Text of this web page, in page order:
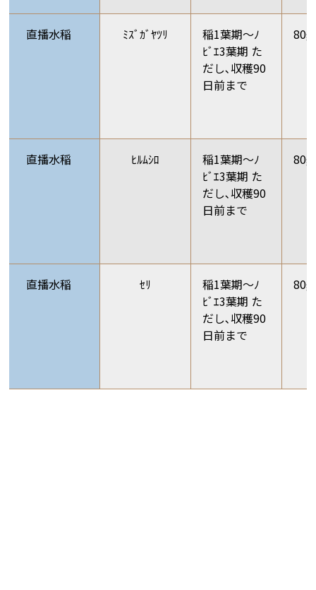
直播水稲 ﾐｽﾞｶﾞﾔﾂﾘ
稲1葉期～ﾉ
ﾋﾞｴ3葉期 た
だし､収穫90
日前まで
直播水稲 ﾋﾙﾑｼﾛ
稲1葉期～ﾉ
ﾋﾞｴ3葉期 た
だし､収穫90
日前まで
直播水稲 ｾﾘ
稲1葉期～ﾉ
ﾋﾞｴ3葉期 た
だし､収穫90
日前まで